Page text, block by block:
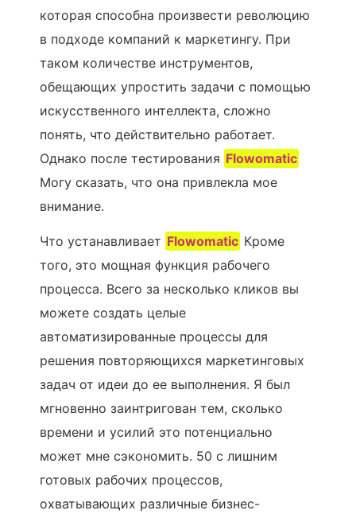
которая способна произвести революцию
в подходе компаний к маркетингу. При
таком количестве инструментов,
обещающих упростить задачи с помощью
искусственного интеллекта, сложно
понять, что действительно работает.
Однако после тестирования Flowomatic
Могу сказать, что она привлекла мое
внимание.
Что устанавливает Flowomatic Кроме
того, это мощная функция рабочего
процесса. Всего за несколько кликов вы
можете создать целые
автоматизированные процессы для
решения повторяющихся маркетинговых
задач от идеи до ее выполнения. Я был
мгновенно заинтригован тем, сколько
времени и усилий это потенциально
может мне сэкономить. 50 с лишним
готовых рабочих процессов,
охватывающих различные бизнес-